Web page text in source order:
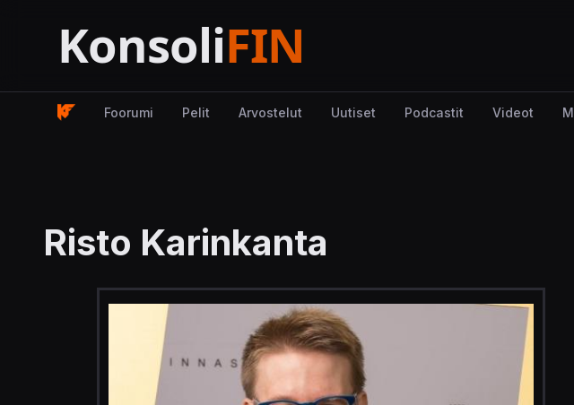
Foorumi Pelit Arvostelut Uutiset Podcastit Videot
Risto Karinkanta